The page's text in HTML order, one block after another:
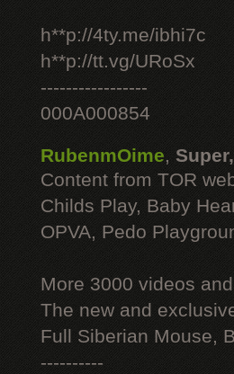
h**p://4ty.me/ibhi7c
h**p://tt.vg/URoSx
-----------------
000A000854
RubenmOime,
Content from TOR
Childs Play, Baby
OPVA, Pedo
More 3000 videos
The new and
Full Siberian Mouse,
----------